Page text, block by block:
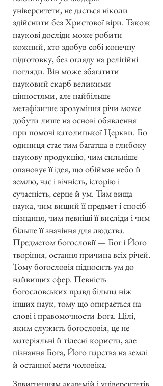
університети, не дасться ніколи
здійснити без Христової віри. Також
наукові досліди може робити
кожний, хто здобув собі конечну
підготовку, без огляду на релігійні
погляди. Він може збагатити
науковий скарб великими
цінностями, але найбільше
метафізичне зрозуміння річи може
добути лише на основі обявлення
при помочі католицької Церкви. Бо
одиниця стає тим багатша в глибоку
наукову продукцію, чим сильніше
опановує її ідея, що обіймає небо й
землю, час і вічність, історію і
сучасність, серце й ум. Тим вища
наука, чим вищий її предмет і спосіб
пізнання, чим певніші її висліди і чим
більше її значіння для людства.
Предметом богословії — Бог і Його
творіння, остання причина всіх річей.
Тому богословія підносить ум до
найвищих сфер. Певність
богословських правд більша ніж
інших наук, тому що опирається на
слові і правомочности Бога. Цілі,
яким служить богословія, це не
матеріяльні й тілесні користи, але
пізнання Бога, Його царства на землі
й останної мети чоловіка.